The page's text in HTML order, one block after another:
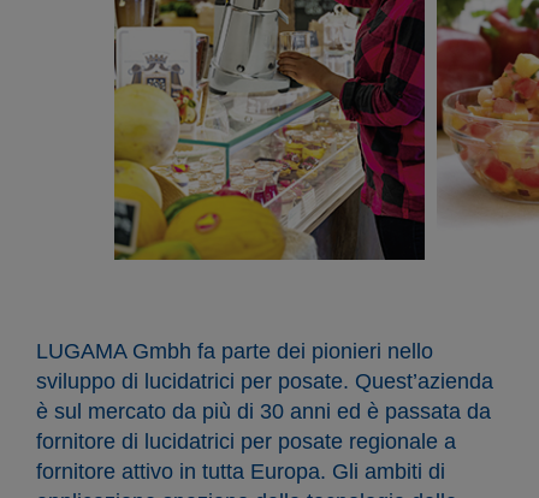
LUGAMA Gmbh fa parte dei pionieri nello
sviluppo di lucidatrici per posate. Quest’azienda
è sul mercato da più di 30 anni ed è passata da
fornitore di lucidatrici per posate regionale a
fornitore attivo in tutta Europa. Gli ambiti di